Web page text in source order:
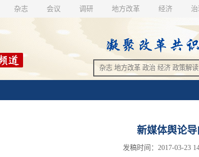
杂志 会议 调研 地方改革 经济
新媒体舆论
发稿时间：2017-03-23